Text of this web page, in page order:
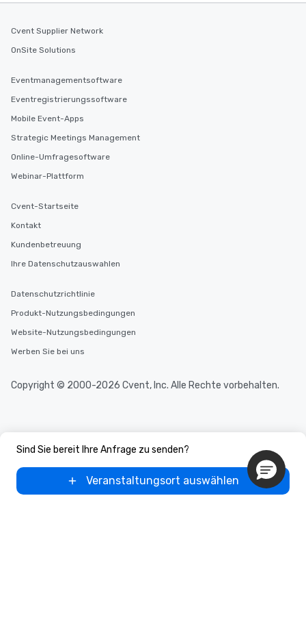
Sind Sie bereit Ihre Anfrage zu senden?
Veranstaltungsort auswählen
Cvent Supplier Network
OnSite Solutions
Eventmanagementsoftware
Eventregistrierungssoftware
Mobile Event-Apps
Strategic Meetings Management
Online-Umfragesoftware
Webinar-Plattform
Cvent-Startseite
Kontakt
Kundenbetreuung
Ihre Datenschutzauswahlen
Datenschutzrichtlinie
Produkt-Nutzungsbedingungen
Website-Nutzungsbedingungen
Werben Sie bei uns
Copyright © 2000-2026 Cvent, Inc. Alle Rechte vorbehalten.